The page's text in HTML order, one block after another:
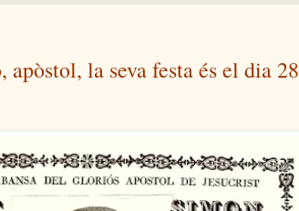
apòstol, la seva festa és el dia 28